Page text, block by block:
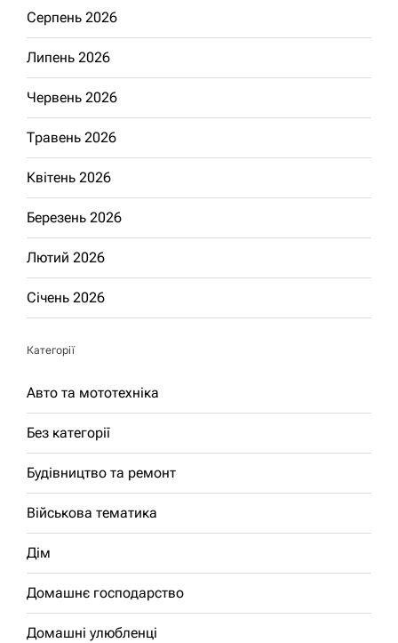
Серпень 2026
Липень 2026
Червень 2026
Травень 2026
Квітень 2026
Березень 2026
Лютий 2026
Січень 2026
Категорії
Авто та мототехніка
Без категорії
Будівництво та ремонт
Військова тематика
Дім
Домашнє господарство
Домашні улюбленці